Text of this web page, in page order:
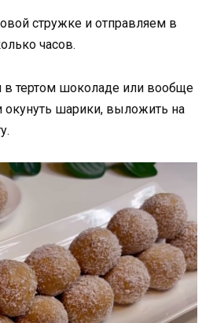
стружке и отправляем в
часов.
тертом шоколаде или вообще
окунуть шарики, выложить на